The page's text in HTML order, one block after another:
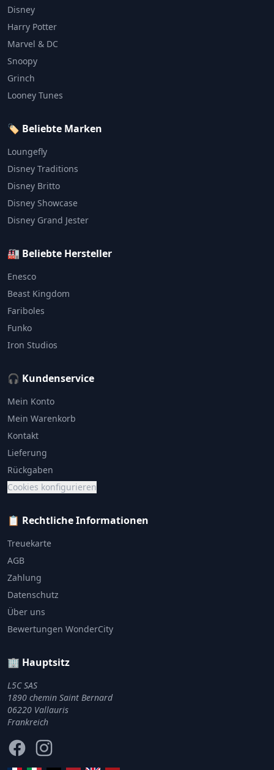
Disney
Harry Potter
Marvel & DC
Snoopy
Grinch
Looney Tunes
🏷️ Beliebte Marken
Loungefly
Disney Traditions
Disney Britto
Disney Showcase
Disney Grand Jester
🏭 Beliebte Hersteller
Enesco
Beast Kingdom
Fariboles
Funko
Iron Studios
🎧 Kundenservice
Mein Konto
Mein Warenkorb
Kontakt
Lieferung
Rückgaben
Cookies konfigurieren
📋 Rechtliche Informationen
Treuekarte
AGB
Zahlung
Datenschutz
Über uns
Bewertungen WonderCity
🏢 Hauptsitz
L5C SAS
1890 chemin Saint Bernard
06220 Vallauris
Frankreich
FacebookInstagram